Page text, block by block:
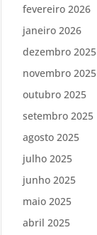
fevereiro 2026
janeiro 2026
dezembro 2025
novembro 2025
outubro 2025
setembro 2025
agosto 2025
julho 2025
junho 2025
maio 2025
abril 2025